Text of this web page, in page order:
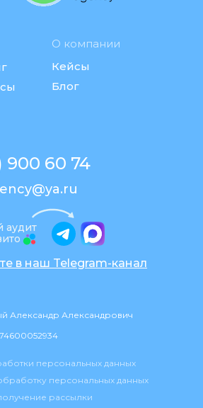
Блог
Кейсы
Александр Александрович
в наш Telegram-канал
О компании
рассылки
персональных данных
персональных данных
аудит
900 60 74